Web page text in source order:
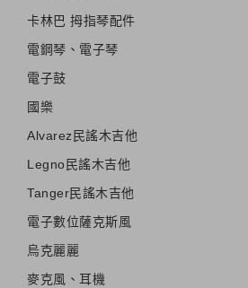
卡林巴 拇指琴配件
電鋼琴、電子琴
電子鼓
國樂
Alvarez民謠木吉他
Legno民謠木吉他
Tanger民謠木吉他
電子數位薩克斯風
烏克麗麗
麥克風、耳機